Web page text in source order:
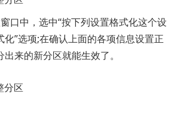
中，选中“按下列设置格式化这个设
”选项;在确认上面的各项信息设置正
来的新分区就能生效了。